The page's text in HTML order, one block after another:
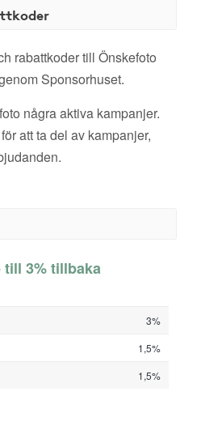
rabattkoder till Önskefoto
Sponsorhuset.
några aktiva kampanjer.
att ta del av kampanjer,
3% tillbaka
3%
1,5%
1,5%